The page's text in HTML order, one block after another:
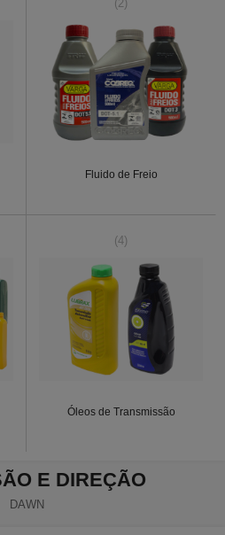
(2)
Fluido de Freio
(4)
Óleos de Transmissão
E DIREÇÃO
DAWN